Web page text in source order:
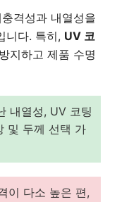
격성과 내열성을
니다. 특히, UV 코
지하고 제품 수명
내열성, UV 코팅
및 두께 선택 가
이 다소 높은 편,